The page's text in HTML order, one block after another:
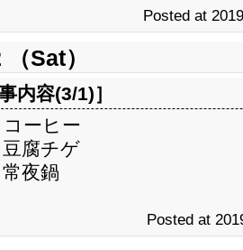
Posted at
Sat）
内容(3/1)］
ーヒー
腐チゲ
夜鍋
Posted at